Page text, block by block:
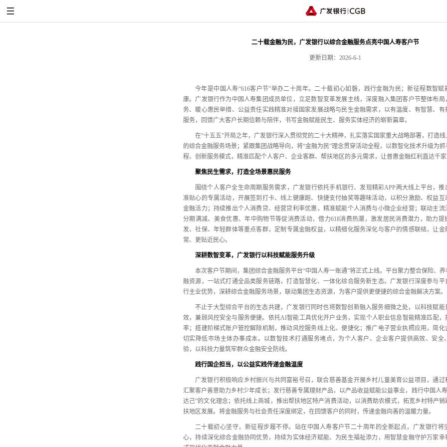
二十载金融为民，广发银行以综合金融服务点亮中国人寿客户节
更新日期：2026-6-1
今年是中国人寿“616客户节”举办二十周年。二十载初心如磐， 践行金融为民； 新征程数智赋
康。 广发银行作为中国人寿集团成员单位， 立足数智变革发展主线，深度融入集团客户节整体布局
务、 暖心惠民举措、 公益责任实践精准对接国家发展战略与民生金融需求， 以有温度、 有智慧、 有
服务，
回馈广大客户长期信赖与陪伴， 书写金融赋能民生、 服务实体经济的崭新篇章。
在“十五五”开局之年， 广发银行深入贯彻党的二十大精神， 扎实落实国家重大战略部署， 打造线
的综合金融服务场景； 紧跟集团战略导向， 将“金融为民”理念贯穿活动全程， 以数智化技术升级为抓
程、 创新服务模式， 精准匹配个人客户、 企业客群、 帮扶地区的多元需求， 让普惠金融红利直达千
聚焦民生需求，打造全场景惠民服务
围绕个人客户全生命周期服务需求， 广发银行依托手机银行、发现精彩APP两大线上平台，推
准贴心的专属活动， 开展签到打卡、线上健康跑、 快捷支付抽奖等趣味活动， 以积分激励、权益互
金融活力； 持续推出个人消费贷、经营贷利率优惠， 精准赋能个人消费与小微企业经营； 联动主流
分期满减、 美食优惠、年中购物节等促消费活动，借力618消费热潮，激发居民消费潜力，助力提
发、社保、年轻群体等重点客群， 定制专属金融权益， 以精细化服务深化与客户的情感联结，让金
常、
更贴近民心。
深耕数智变革，广发银行以科技赋能服务升级
本次客户节期间， 集团综合金融服务平台“中国人寿一账通”将正式上线。 平台聚力整合保险、 养
融资源， 一站式打通全品类服务链路，打造智慧化、 一体化综合服务新生态。 广发银行深度参与平
行主业优势， 深耕综合金融服务场景， 联动集团生态资源， 为客户提供更便捷的综合金融解决方案。
不止于大型综合平台的生态共建， 广发银行同时也将数智创新融入服务细微之处， 以科技赋能
效，兼顾风控安全与服务便捷。 依托AI智能工具优化开户业务， 实现个人职业信息智能精准匹配，
率；搭建阶梯式账户管控解除机制，推动风控服务线上化、便捷化； 推广电子营业执照应用， 简化
切实降低市场主体办事成本。 以数智技术打通服务堵点， 为个人客户、企业客户提供高效、安全
验， 以科技力量筑牢群众金融安全防线。
践行国企担当，以公益实践传递金融温度
广发银行积极响应乡村振兴与共同富裕号召，联合慈善基金开展乡村儿童美育公益项目，通过
汇聚客户善意助力乡村少年成长； 发行慈善专属理财产品， 以产品收益赋能公益事业， 践行中国人
达己”的文化理念； 依托线上商城， 推出帮扶地区特产消费活动， 以消费助农模式， 拓宽乡村特产销
扶地区发展。 将金融服务与社会责任深度绑定， 在回馈客户的同时， 传递金融向善的温暖力量。
二十载初心坚守， 新征程步履不停。 站在中国人寿客户节二十周年的全新起点， 广发银行将
心，持续深化综合金融协同优势，持续为实体经济赋能、 为民生福祉添力， 用智慧金融守护万家幸